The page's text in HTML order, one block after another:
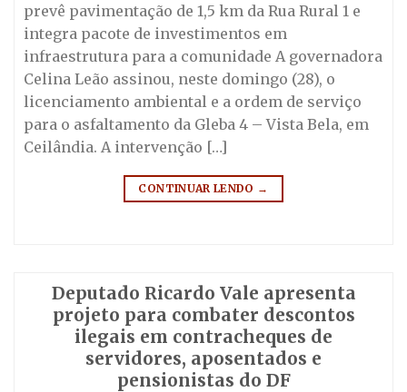
prevê pavimentação de 1,5 km da Rua Rural 1 e
integra pacote de investimentos em
infraestrutura para a comunidade A governadora
Celina Leão assinou, neste domingo (28), o
licenciamento ambiental e a ordem de serviço
para o asfaltamento da Gleba 4 – Vista Bela, em
Ceilândia. A intervenção […]
CONTINUAR LENDO →
Deputado Ricardo Vale apresenta
projeto para combater descontos
ilegais em contracheques de
servidores, aposentados e
pensionistas do DF